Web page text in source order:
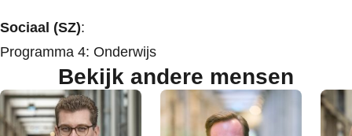
Sociaal (SZ):
Programma 4: Onderwijs
Bekijk andere mensen